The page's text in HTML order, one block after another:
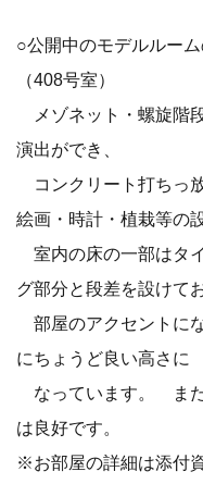
○公開中のモデルルー
（408号室）
メゾネット・螺旋階
演出ができ、
コンクリート打ちっ
絵画・時計・植栽等の
室内の床の一部はタ
グ部分と段差を設けてお
部屋のアクセントに
にちょうど良い高さに
なっています。 また
は良好です。
※お部屋の詳細は添付